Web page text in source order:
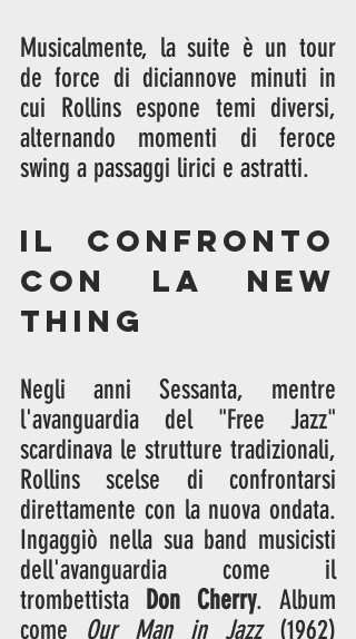
Musicalmente, la suite è un tour
de force di diciannove minuti in
cui Rollins espone temi diversi,
alternando momenti di feroce
swing a passaggi lirici e astratti.
Il confronto
con la New
Thing
Negli anni Sessanta, mentre
l'avanguardia del "Free Jazz"
scardinava le strutture tradizionali,
Rollins scelse di confrontarsi
direttamente con la nuova ondata.
Ingaggiò nella sua band musicisti
dell'avanguardia come il
trombettista
Don Cherry. Album
come Our Man in Jazz (1962)